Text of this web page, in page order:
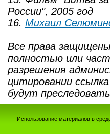
России", 2005 год
16. Михаил
Все права
полностью или
разрешения
цитировании
будут
Использование материалов в